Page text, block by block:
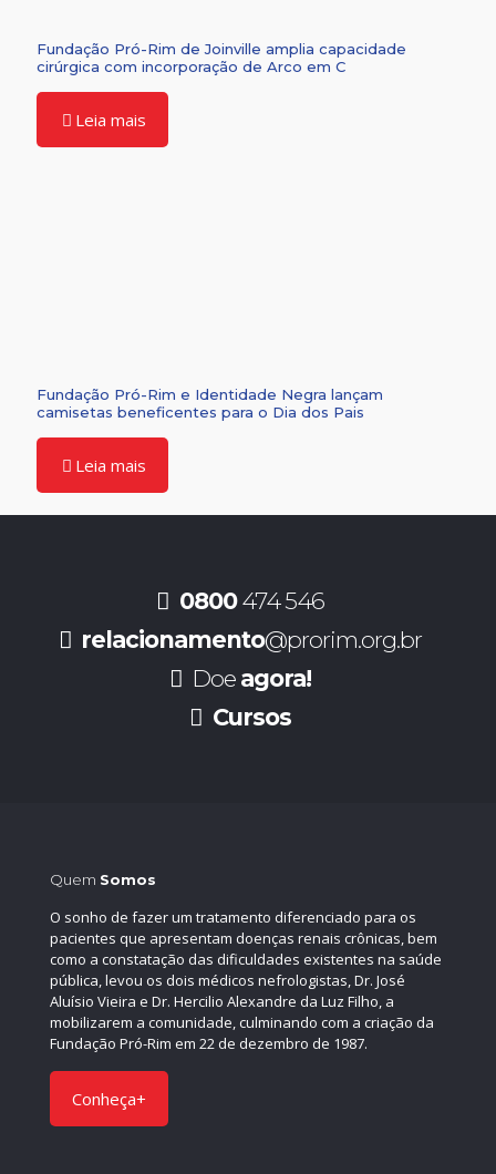
Fundação Pró-Rim de Joinville amplia capacidade
cirúrgica com incorporação de Arco em C
Leia mais
Fundação Pró-Rim e Identidade Negra lançam
camisetas beneficentes para o Dia dos Pais
Leia mais
0800474 546
relacionamento@prorim.org.br
Doe agora!
Cursos
Quem Somos
O sonho de fazer um tratamento diferenciado para os
pacientes que apresentam doenças renais crônicas, bem
como a constatação das dificuldades existentes na saúde
pública, levou os dois médicos nefrologistas, Dr. José
Aluísio Vieira e Dr. Hercilio Alexandre da Luz Filho, a
mobilizarem a comunidade, culminando com a criação da
Fundação Pró-Rim em 22 de dezembro de 1987.
Conheça+